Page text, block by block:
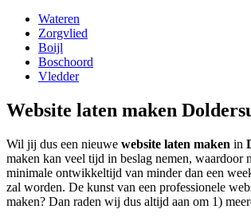
Wateren
Zorgvlied
Boijl
Boschoord
Vledder
Website laten maken
Wil jij dus een nieuwe website laten maken in
maken kan veel tijd in beslag nemen, waardoor
minimale ontwikkeltijd van minder dan een
zal worden. De kunst van een professionele
maken? Dan raden wij dus altijd aan om 1)